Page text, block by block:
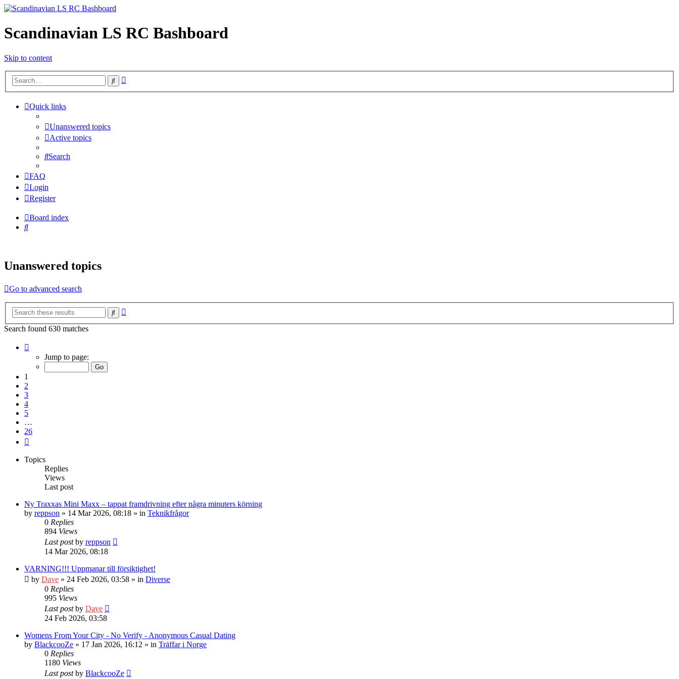
Scandinavian LS RC Bashboard
Skip to content
Search
Quick links
Unanswered topics
Active topics
Search
FAQ
Login
Register
Board index
Search
Unanswered topics
Go to advanced search
Search
Search found 630 matches
Jump to page:
1
2
3
4
5
…
26
Topics
Replies
Views
Last post
Ny Traxxas Mini Maxx – tappat framdrivning efter några minuters körning
by reppson » 14 Mar 2026, 08:18 » in Teknikfrågor
0 Replies
894 Views
Last postby reppson
14 Mar 2026, 08:18
VARNING!!! Uppmanar till försiktighet!
by Dave » 24 Feb 2026, 03:58 » in Diverse
0 Replies
995 Views
Last postby Dave
24 Feb 2026, 03:58
Womens From Your City - No Verify - Anonymous Casual Dating
by BlackcooZe » 17 Jan 2026, 16:12 » in Träffar i Norge
0 Replies
1180 Views
Last postby BlackcooZe